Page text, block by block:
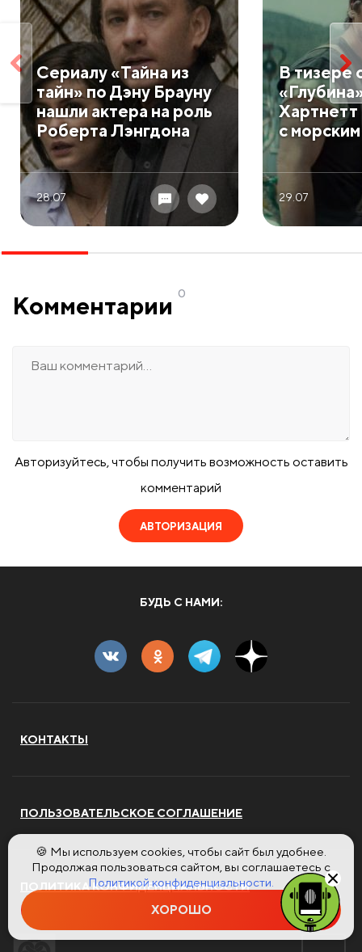
Сериалу «Тайна из
тайн» по Дэну Брауну
нашли актера на роль
Роберта Лэнгдона
28.07
В тизере
Хартнетт
с
29.07
Комментарии 0
Авторизуйтесь, чтобы получить возможность оставить
комментарий
АВТОРИЗАЦИЯ
БУДЬ С НАМИ:
КОНТАКТЫ
ПОЛЬЗОВАТЕЛЬСКОЕ СОГЛАШЕНИЕ
ПОЛИТИКА КОНФИДЕНЦИАЛЬНОСТИ
🍪 Мы используем cookies, чтобы сайт был удобнее.
Продолжая пользоваться сайтом, вы соглашаетесь с
Политикой конфиденциальности.
ХОРОШО